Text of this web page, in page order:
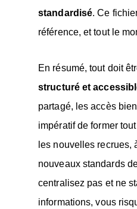
standardisé. Ce
référence, et tout le
En résumé, tout doit
structuré et
partagé, les accès
impératif de former
les nouvelles recrues,
nouveaux standards
centralisez pas et ne
informations, vous